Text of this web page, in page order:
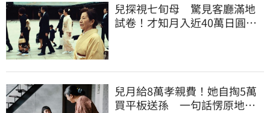
兒探視七旬母 驚見客廳滿地
試卷！才知月入近40萬日圓
兒月給8萬孝親費！她自掏5萬
買平板送孫 一句話愣原地